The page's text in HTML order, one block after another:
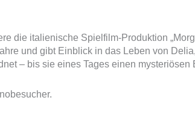
die italienische Spielfilm-Produktion
und gibt Einblick in das Leben von
– bis sie eines Tages einen